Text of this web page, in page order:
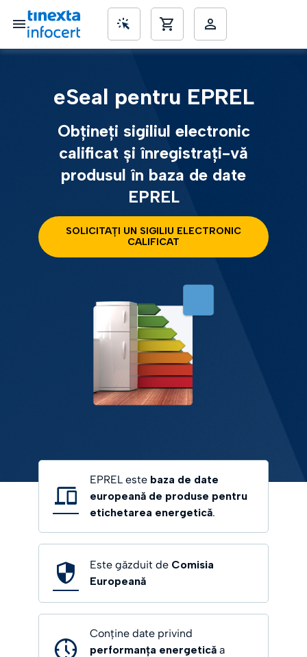
eSeal pentru EPREL
Obțineți sigiliul electronic
calificat și înregistrați-vă
produsul în baza de date
EPREL
SOLICITAȚI UN SIGILIU ELECTRONIC
CALIFICAT
EPREL este baza de date
europeană de produse pentru
etichetarea energetică.
Este găzduit de Comisia
Europeană
Conține date privind
performanța energetică a